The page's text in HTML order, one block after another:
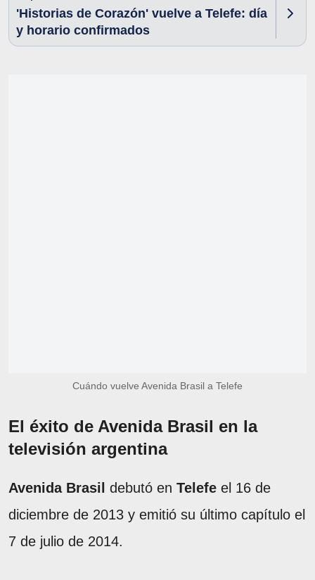
'Historias de Corazón' vuelve a Telefe: día
y horario confirmados
Cuándo vuelve Avenida Brasil a Telefe
El éxito de Avenida Brasil en la
televisión argentina
Avenida Brasil debutó en Telefe el 16 de
diciembre de 2013 y emitió su último capítulo el
7 de julio de 2014.